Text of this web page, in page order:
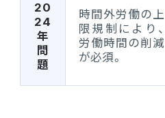
20
24
年
問
題
時間外労働の上
限規制により、
労働時間の削減
が必須。